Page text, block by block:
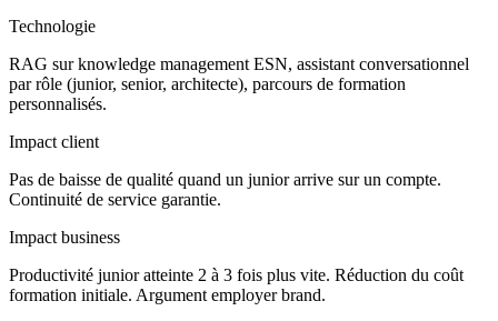
Technologie
RAG sur knowledge management ESN, assistant conversationnel
par rôle (junior, senior, architecte), parcours de formation
personnalisés.
Impact client
Pas de baisse de qualité quand un junior arrive sur un compte.
Continuité de service garantie.
Impact business
Productivité junior atteinte 2 à 3 fois plus vite. Réduction du coût
formation initiale. Argument employer brand.